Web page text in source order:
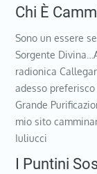
Chi È
Sono un essere
Sorgente
radionica
adesso
Grande
mio sito
Iuliucci
I Puntini